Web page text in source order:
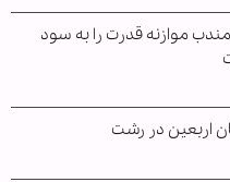
موازنه قدرت را به سود
اربعین در رشت